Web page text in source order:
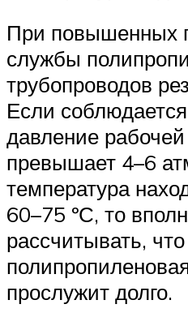
При повышенных
службы
трубопроводов
Если
давление
превышает 4–6
температура
60–75 ºС, то
рассчитывать, что
прослужит долго.